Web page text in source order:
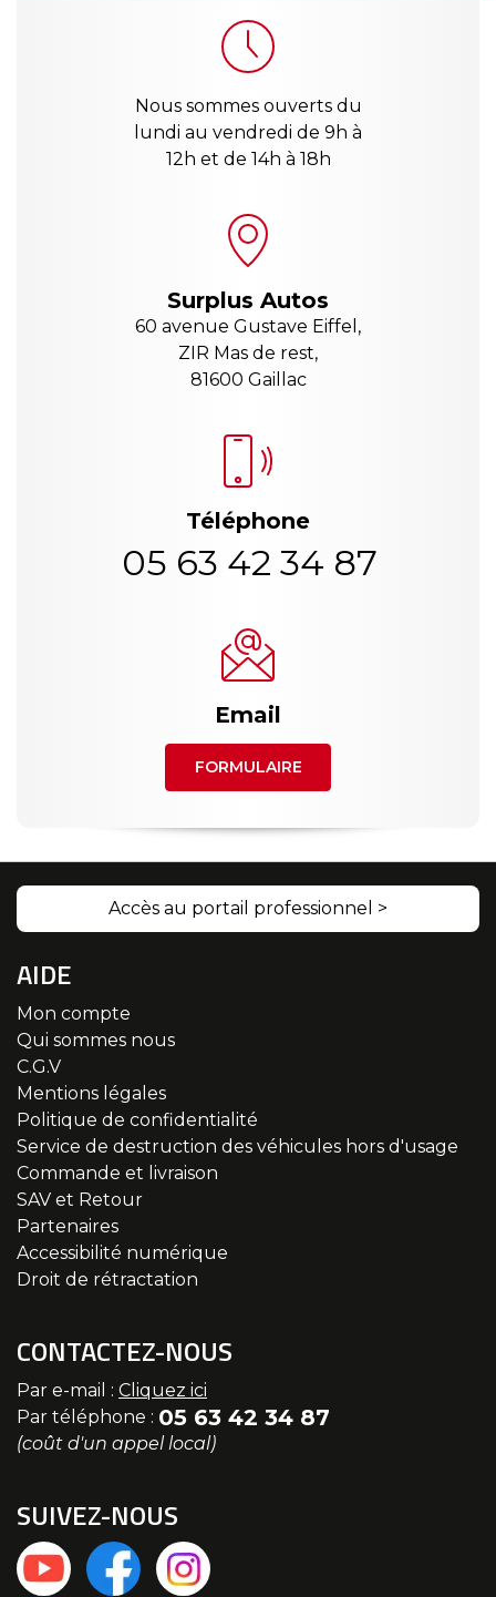
Nous sommes ouverts du
lundi au vendredi de 9h à
12h et de 14h à 18h
Surplus Autos
60 avenue Gustave Eiffel,
ZIR Mas de rest,
81600 Gaillac
Téléphone
05 63 42 34 87
Email
FORMULAIRE
Accès au portail professionnel >
AIDE
Mon compte
Qui sommes nous
C.G.V
Mentions légales
Politique de confidentialité
Service de destruction des véhicules hors d'usage
Commande et livraison
SAV et Retour
Partenaires
Accessibilité numérique
Droit de rétractation
CONTACTEZ-NOUS
Par e-mail : Cliquez ici
Par téléphone : 05 63 42 34 87
(coût d'un appel local)
SUIVEZ-NOUS